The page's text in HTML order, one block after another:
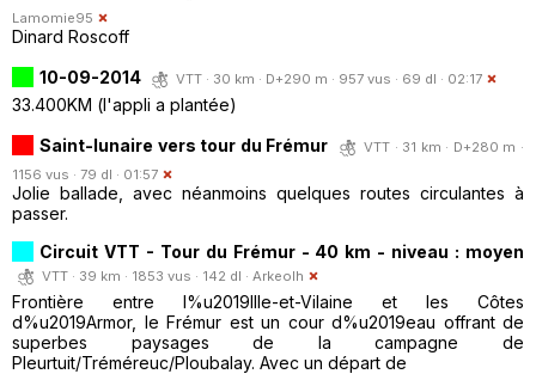
Lamomie95
Dinard Roscoff
10-09-2014
VTT · 30 km · D+290 m · 957 vus · 69 dl · 02:17
33.400KM (l'appli a plantée)
Saint-lunaire vers tour du Frémur
VTT · 31 km · D+280 m ·
1156 vus · 79 dl · 01:57
Jolie ballade, avec néanmoins quelques routes circulantes à
passer.
Circuit VTT - Tour du Frémur - 40 km - niveau : moyen
VTT · 39 km · 1853 vus · 142 dl · Arkeolh
Frontière entre l%u2019Ille-et-Vilaine et les Côtes
d%u2019Armor, le Frémur est un cour d%u2019eau offrant de
superbes paysages de la campagne de
Pleurtuit/Tréméreuc/Ploubalay. Avec un départ de